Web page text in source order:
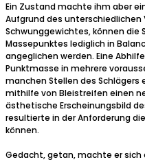
Ein Zustand machte ihm aber
Aufgrund des unterschiedlichen
Schwunggewichtes, können die
Massepunktes lediglich in
angeglichen werden. Eine
Punktmasse in mehrere
manchen Stellen des
mithilfe von Bleistreifen einen
ästhetische Erscheinungsbild
resultierte in der Anforderung
können.
Gedacht, getan, machte er sich